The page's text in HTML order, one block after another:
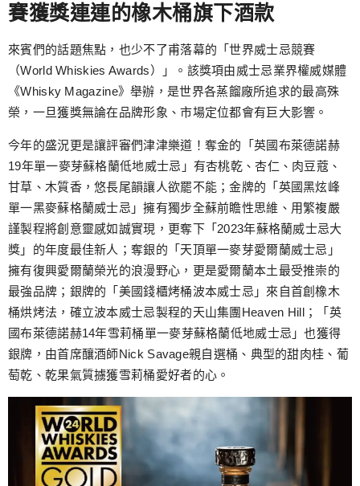
賽獲獎連連的橡木桶旗下酒款
來賓們的話題焦點，也少不了甫落幕的「世界威士忌競賽
（World Whiskies Awards）」。該獎項由威士忌業界權威媒體
《Whisky Magazine》舉辦，是世界各蒸餾廠所追求的最高殊
榮，一旦獲獎無論在品牌形象、市場定位都會有巨大影響。
今年的盛況更是讓評審們津津樂道！奪金的「英國布萊德諾赫
19年單一麥芽蘇格蘭低地威士忌」有杏桃乾、杏仁、肉豆蔻、
甘草、木質香，悠長尾韻讓人欲罷不能；金牌的「英國黑炫峰
單一黑麥蘇格蘭威士忌」擁有獨步全蘇前瞻性思維、用繁複嚴
謹製程將創意靈感如誠實現，更奪下「2023年蘇格蘭威士忌大
獎」的年度最佳新人；奪銀的「天頂單一麥芽愛爾蘭威士忌」
擁有復興愛爾蘭榮光的浪漫野心，更是愛爾蘭本土最受推崇的
最強品牌；銀牌的「美國錢櫃烤桶波本威士忌」來自首創橡木
桶烘烤法，確立波本威士忌製程的天山集團Heaven Hill；「英
國布萊德諾赫14年雪莉桶單一麥芽蘇格蘭低地威士忌」也獲得
銀牌，由首席釀酒師Nick Savage親自選桶、典型的甜肉桂、葡
萄乾、乾果氣質擄獲雪莉桶愛好者的心。